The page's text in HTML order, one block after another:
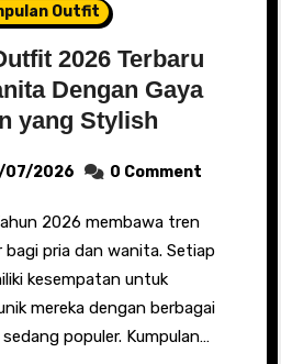
Outfit
2026 Terbaru
Dengan Gaya
yang Stylish
07/2026 0 Comment
pria dan wanita. Setiap
kesempatan untuk
mereka dengan berbagai
populer. Kumpulan…